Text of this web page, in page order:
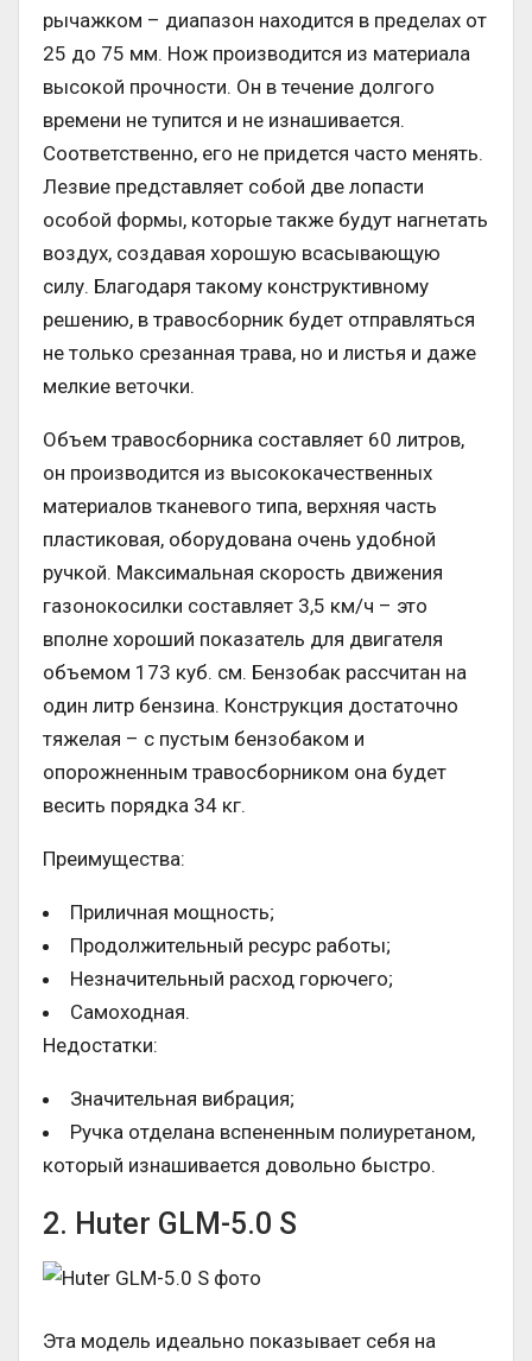
рычажком – диапазон находится в пределах от
25 до 75 мм. Нож производится из материала
высокой прочности. Он в течение долгого
времени не тупится и не изнашивается.
Соответственно, его не придется часто менять.
Лезвие представляет собой две лопасти
особой формы, которые также будут нагнетать
воздух, создавая хорошую всасывающую
силу. Благодаря такому конструктивному
решению, в травосборник будет отправляться
не только срезанная трава, но и листья и даже
мелкие веточки.
Объем травосборника составляет 60 литров,
он производится из высококачественных
материалов тканевого типа, верхняя часть
пластиковая, оборудована очень удобной
ручкой. Максимальная скорость движения
газонокосилки составляет 3,5 км/ч – это
вполне хороший показатель для двигателя
объемом 173 куб. см. Бензобак рассчитан на
один литр бензина. Конструкция достаточно
тяжелая – с пустым бензобаком и
опорожненным травосборником она будет
весить порядка 34 кг.
Преимущества:
Приличная мощность;
Продолжительный ресурс работы;
Незначительный расход горючего;
Самоходная.
Недостатки:
Значительная вибрация;
Ручка отделана вспененным полиуретаном,
который изнашивается довольно быстро.
2. Huter GLM-5.0 S
Эта модель идеально показывает себя на